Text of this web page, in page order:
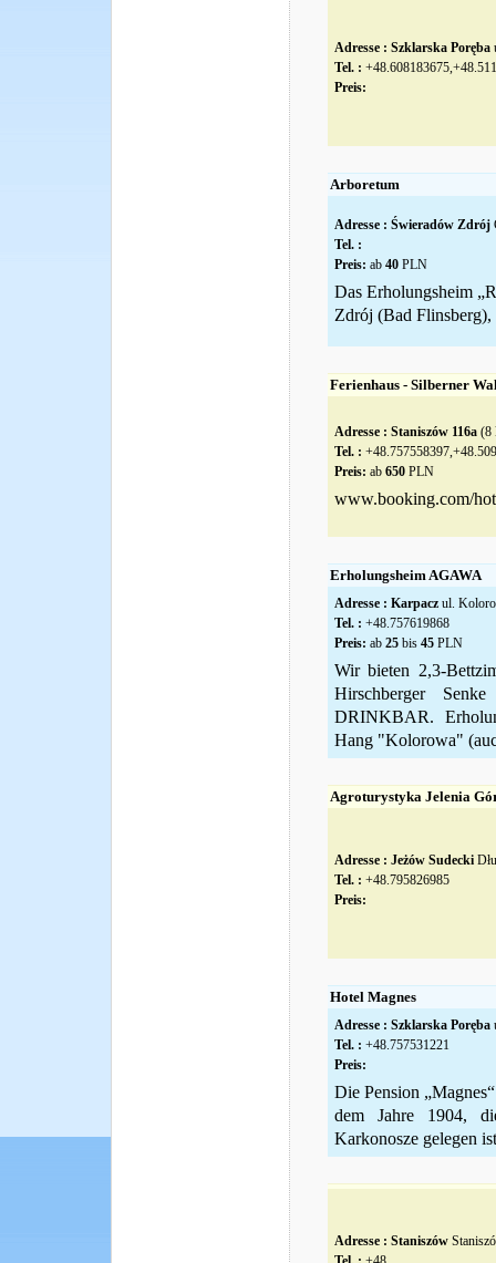
Adresse : Szklarska Poręba
Tel. :
Preis:
Arboretum
Adresse : Świeradów Zdrój
Tel. :
Preis: ab 40PLN
Das Erholungsheim
Zdrój (Bad Flinsberg),
Ferienhaus - Silberner
Adresse : Staniszów 116a(8
Tel. :
Preis: ab 650PLN
www.booking.com/
Erholungsheim AGAWA
Adresse : Karpaczul.
Tel. : +48.757619868
Preis: ab 25bis 45PLN
Wir bieten 2,3-
Hirschberger
DRINKBAR.
Hang "Kolorowa"
Agroturystyka Jelenia
Adresse : Jeżów Sudecki
Tel. : +48.795826985
Preis:
Hotel Magnes
Adresse : Szklarska Poręba
Tel. : +48.757531221
Preis:
Die Pension
dem Jahre 1904,
Karkonosze gelegen
Adresse : Staniszów